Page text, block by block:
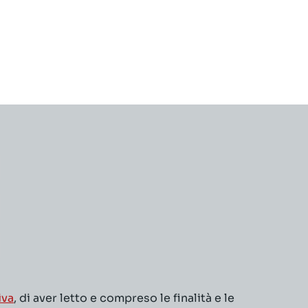
, di aver letto e compreso le finalità e le